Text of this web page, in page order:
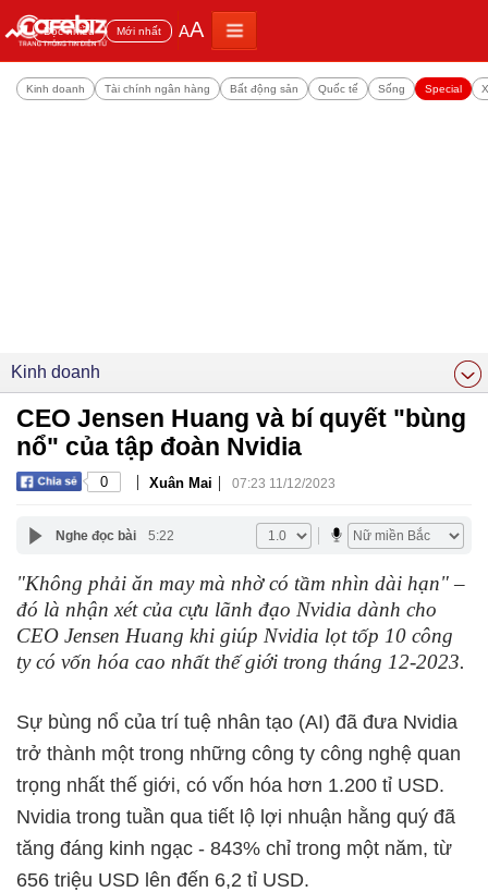
Đọc nhiều Mới nhất AA
Kinh doanh Tài chính ngân hàng Bất động sản Quốc tế Sống Special
Kinh doanh
CEO Jensen Huang và bí quyết "bùng
nổ" của tập đoàn Nvidia
0 | Xuân Mai | 07:23 11/12/2023
Nghe đọc bài 5:22
"Không phải ăn may mà nhờ có tầm nhìn dài hạn" –
đó là nhận xét của cựu lãnh đạo Nvidia dành cho
CEO Jensen Huang khi giúp Nvidia lọt tốp 10 công
ty có vốn hóa cao nhất thế giới trong tháng 12-2023.
Sự bùng nổ của trí tuệ nhân tạo (AI) đã đưa Nvidia
trở thành một trong những công ty công nghệ quan
trọng nhất thế giới, có vốn hóa hơn 1.200 tỉ USD.
Nvidia trong tuần qua tiết lộ lợi nhuận hằng quý đã
tăng đáng kinh ngạc - 843% chỉ trong một năm, từ
656 triệu USD lên đến 6,2 tỉ USD.